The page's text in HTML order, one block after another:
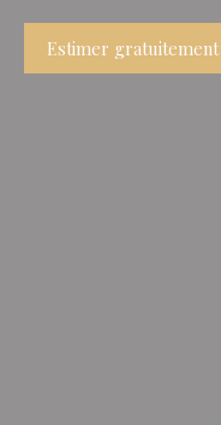
Estimer gratuitement